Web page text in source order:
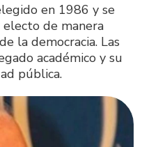
en 1986 y se
de manera
la democracia. Las
académico y su
pública.